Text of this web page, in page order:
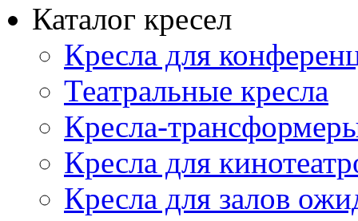
Каталог кресел
Кресла для
Театральные кресла
Кресла-
Кресла для
Кресла для залов